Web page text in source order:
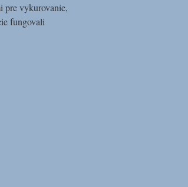
pre vykurovanie,
fungovali